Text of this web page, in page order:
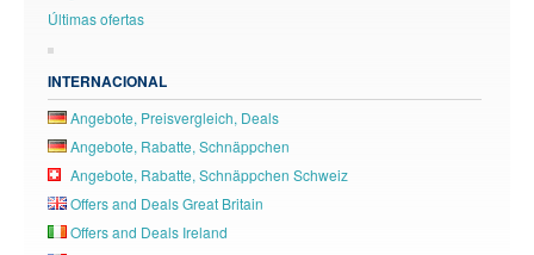
Últimas ofertas
INTERNACIONAL
Angebote, Preisvergleich, Deals
Angebote, Rabatte, Schnäppchen
Angebote, Rabatte, Schnäppchen Schweiz
Offers and Deals Great Britain
Offers and Deals Ireland